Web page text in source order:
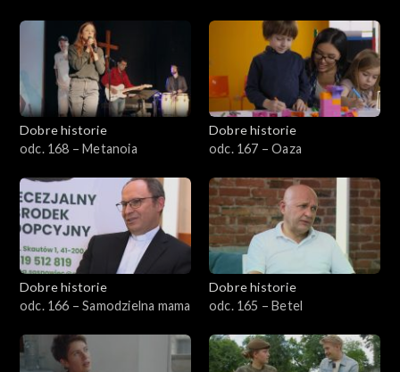
Dobre historie
odc. 168 – Metanoia
Dobre historie
odc. 167 – Oaza
Dobre historie
odc. 166 – Samodzielna mama
Dobre historie
odc. 165 – Betel